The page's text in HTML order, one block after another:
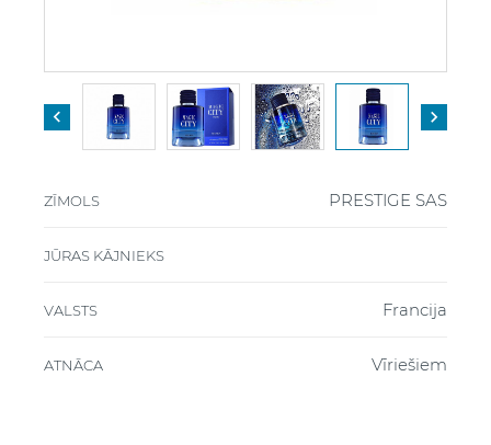
 
ZĪMOLS PRESTIGE SAS
JŪRAS KĀJNIEKS
VALSTS Francija
ATNĀCA Vīriešiem